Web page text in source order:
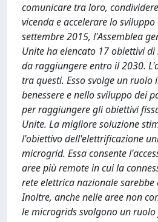
comunicare tra loro,
vicenda e accelerare lo
settembre 2015, l'Assemblea
Unite ha elencato 17 obiettivi
da raggiungere entro il 2030.
tra questi. Esso svolge un
benessere e nello sviluppo dei
per raggiungere gli obiettivi
Unite. La migliore soluzione
l'obiettivo dell'elettrificazione
microgrid. Essa consente
aree più remote in cui la
rete elettrica nazionale sarebbe
Inoltre, anche nelle aree non
le microgrids svolgono un